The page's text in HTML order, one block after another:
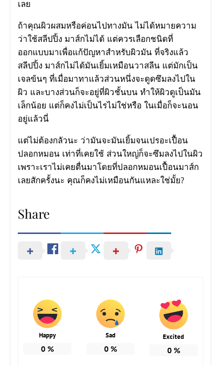
เลย
ถ้าคุณผิวผสมหรือค่อนไปทางมัน ไม่ได้หมายความ
ว่าใช้สลีปปิ้ง มาส์กไม่ได้ แต่ควรเลือกชนิดที่
ออกแบบมาเพื่อแก้ปัญหาสำหรับผิวมัน ที่จริงแล้ว
สลีปปิ้ง มาส์กไม่ได้มันเยิ้มเหมือนวาสลีน แต่มักเป็น
เจลข้นๆ ที่เมื่อมาทาแล้วส่วนหนึ่งจะดูดซึมลงไปใน
ผิว และบางส่วนก็จะอยู่ที่ผิวชั้นบน ทำให้ผิวดูเป็นมัน
เล็กน้อย แต่ก็คงไม่เป็นไรไม่ใช่หรือ ในเมื่อก็จะนอน
อยู่แล้วนี่
แต่ไม่ต้องกลัวนะ ว่ามันจะมันเยิ้มจนเปรอะเปื้อน
ปลอกหมอน เท่าที่เคยใช้ ส่วนใหญ่ก็จะซึมลงไปในผิว
เพราะเราไม่เคยตื่นมาโดยที่ปลอกหมอนเปื้อนมาส์ก
เลยสักครั้งนะ คุณก็คงไม่เหมือนกันแหละใช่มั้ย?
Share
Happy
0%
Sad
0%
Excited
0%